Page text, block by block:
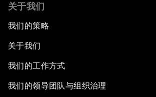
关于我们
我们的策略
关于我们
我们的工作方式
我们的领导团队与组织治理